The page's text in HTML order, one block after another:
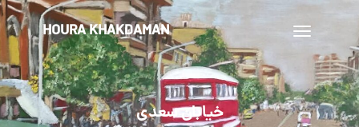
تغییر
ناوبری
HOURA KHAKDAMAN
خیابان سعدی